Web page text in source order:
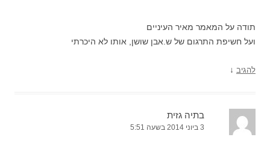
תודה על המאמר מאיר העיניים
ועל חשיפת התרגום של ש.אבן שושן, אותו לא היכרתי
להגיב ↓
בתיה גזית
3 ביוני 2014 בשעה 5:51